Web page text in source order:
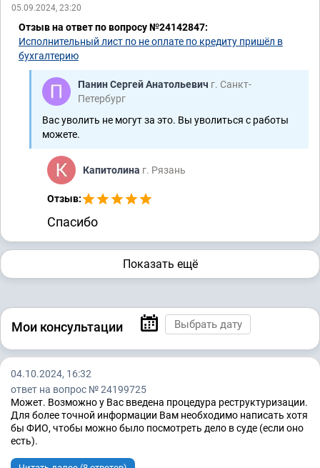
05.09.2024, 23:20
Отзыв на ответ по вопросу №24142847:
Исполнительный лист по не оплате по кредиту пришёл в
бухгалтерию
Панин Сергей Анатольевич г. Санкт-
Петербург
Вас уволить не могут за это. Вы уволиться с работы
можете.
Капитолина г. Рязань
Отзыв:
Спасибо
Показать ещё
Мои консультации
04.10.2024, 16:32
ответ на вопрос № 24199725
Может. Возможно у Вас введена процедура реструктуризации.
Для более точной информации Вам необходимо написать хотя
бы ФИО, чтобы можно было посмотреть дело в суде (если оно
есть).